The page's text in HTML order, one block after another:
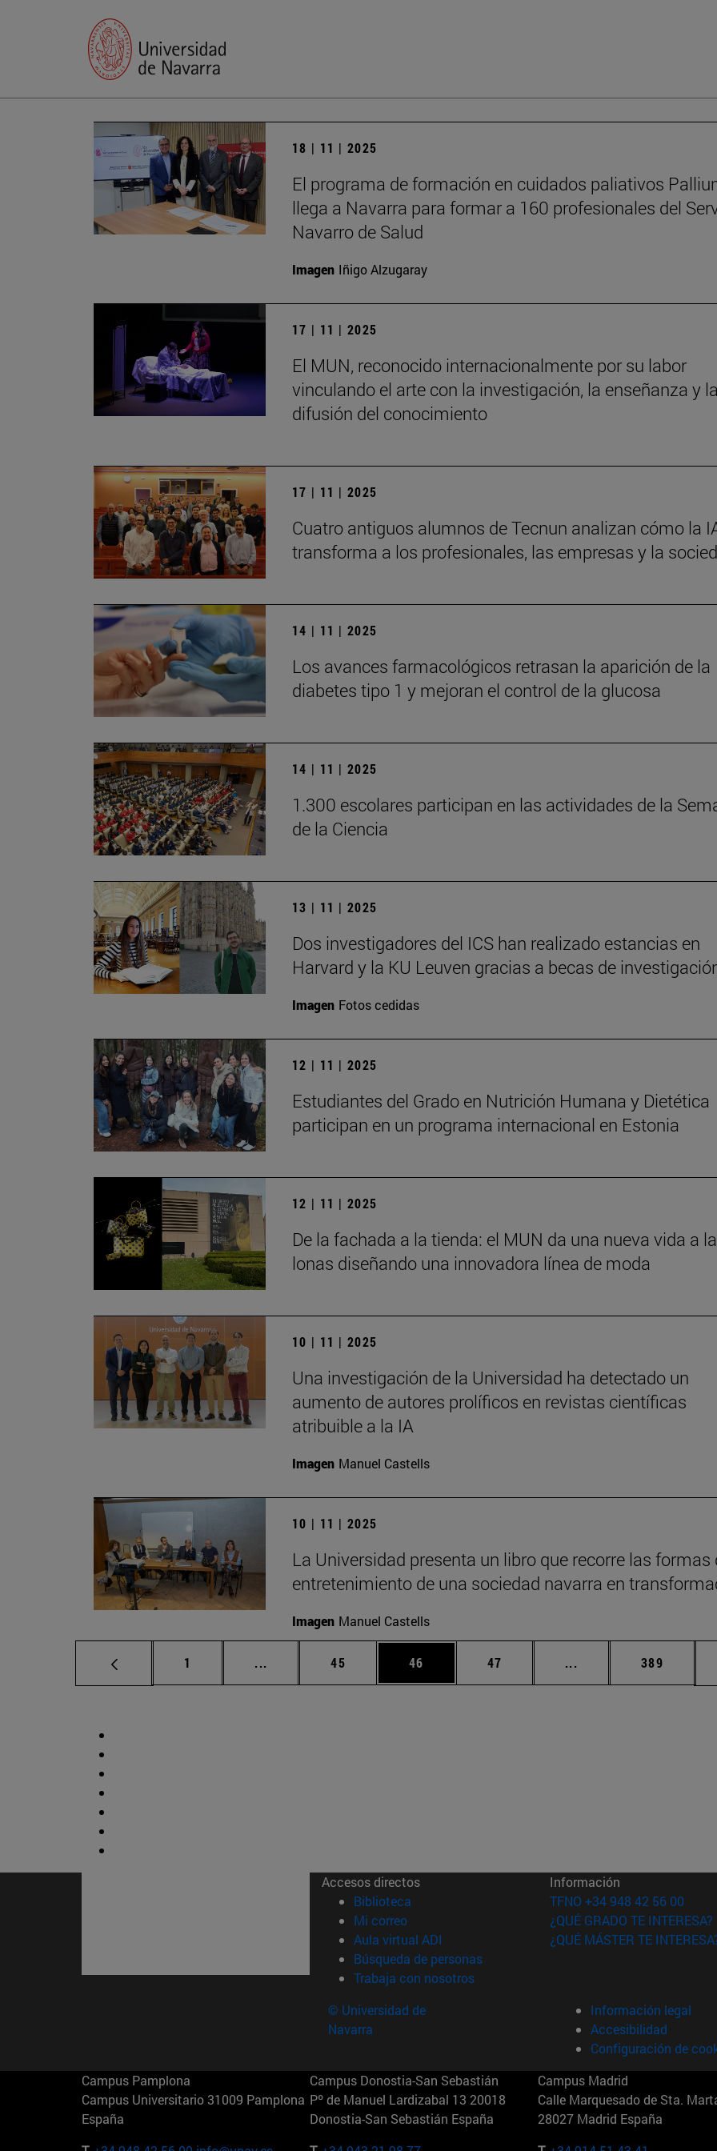
18 | 11 | 2025
El programa de formación en cuidados paliativos
llega a Navarra para formar a 160 profesionales del
Navarro de Salud
Imagen Iñigo Alzugaray
17 | 11 | 2025
El MUN, reconocido internacionalmente por su labor
vinculando el arte con la investigación, la enseñanza y
difusión del conocimiento
17 | 11 | 2025
Cuatro antiguos alumnos de Tecnun analizan cómo la
transforma a los profesionales, las empresas y la
14 | 11 | 2025
Los avances farmacológicos retrasan la aparición de la
diabetes tipo 1 y mejoran el control de la glucosa
14 | 11 | 2025
1.300 escolares participan en las actividades de la
de la Ciencia
13 | 11 | 2025
Dos investigadores del ICS han realizado estancias en
Harvard y la KU Leuven gracias a becas de
Imagen Fotos cedidas
12 | 11 | 2025
Estudiantes del Grado en Nutrición Humana y Dietética
participan en un programa internacional en Estonia
12 | 11 | 2025
De la fachada a la tienda: el MUN da una nueva vida a
lonas diseñando una innovadora línea de moda
10 | 11 | 2025
Una investigación de la Universidad ha detectado un
aumento de autores prolíficos en revistas científicas
atribuible a la IA
Imagen Manuel Castells
10 | 11 | 2025
La Universidad presenta un libro que recorre las formas
entretenimiento de una sociedad navarra en
Imagen Manuel Castells
Página
1 ... Páginas intermedias Use TAB para desplazarse.
Página
45 Página
46 Página
47 ... Páginas intermedias
Página
389
Accesos directos
Biblioteca (abre en nueva ventana)
Mi correo(abre en nueva ventana)
Aula virtual ADI (abre en nueva ventana)
Búsqueda de personas(abre en nueva ventana)
Trabaja con nosotros(abre en nueva ventana)
Información
TFNO +34 948 42 56 00
¿QUÉ GRADO TE INTERESA?
¿QUÉ MÁSTER TE
© Universidad de
Navarra
Información legal
Accesibilidad
Configuración de
Campus Pamplona
Campus Universitario 31009 Pamplona
España
Campus Donostia-San Sebastián
Pº de Manuel Lardizabal 13 20018
Donostia-San Sebastián España
Campus Madrid
Calle Marquesado de Sta.
28027 Madrid España